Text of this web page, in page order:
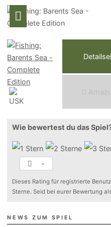
Ama o
Wie bewertest du das
-
Dieses Rating für registrierte
Sterne. Seid bei eurer Bewertung
NEWS ZUM SPIEL